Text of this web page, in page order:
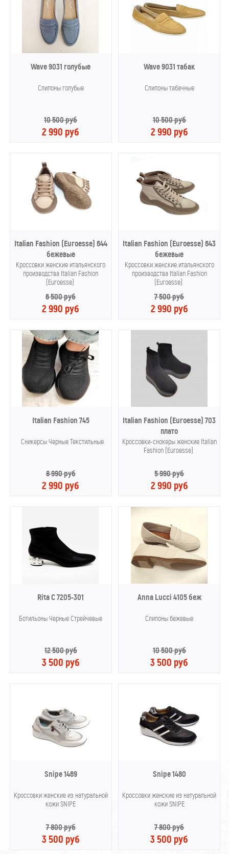
Wave 9031 голубые
Слипоны голубые
10 500 руб
2 990 руб
Wave 9031 табак
Слипоны табачные
10 500 руб
2 990 руб
Italian Fashion (Euroesse) 644
бежевые
Кроссовки женские итальянского
производства Italian Fashion
(Euroesse)
6 500 руб
2 990 руб
Italian Fashion (Euroesse) 643
бежевые
Кроссовки женские итальянского
производства Italian Fashion
(Euroesse)
7 500 руб
2 990 руб
Italian Fashion 745
Сникерсы Черные Текстильные
8 990 руб
2 990 руб
Italian Fashion (Euroesse) 703
плато
Кроссовки-снокеры женские Italian
Fashion (Euroesse)
5 990 руб
2 990 руб
Rita C 7205-301
Ботильоны Черные Стрейчевые
12 500 руб
3 500 руб
Anna Lucci 4105 беж
Слипоны бежевые
10 500 руб
3 500 руб
Snipe 1469
Кроссовки женские из натуральной
кожи SNIPE
7 800 руб
3 500 руб
Snipe 1480
Кроссовки женские из натуральной
кожи SNIPE
7 800 руб
3 500 руб